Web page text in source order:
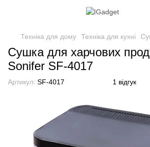
Техніка для дому Техніка для кухні
Сушка для харчових
Sonifer SF-4017
Артикул: SF-4017 1 відгук